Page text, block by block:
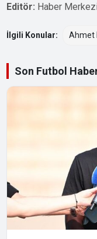
Editör: Haber Merkezi
İlgili Konular: Ahmet
Son Futbol